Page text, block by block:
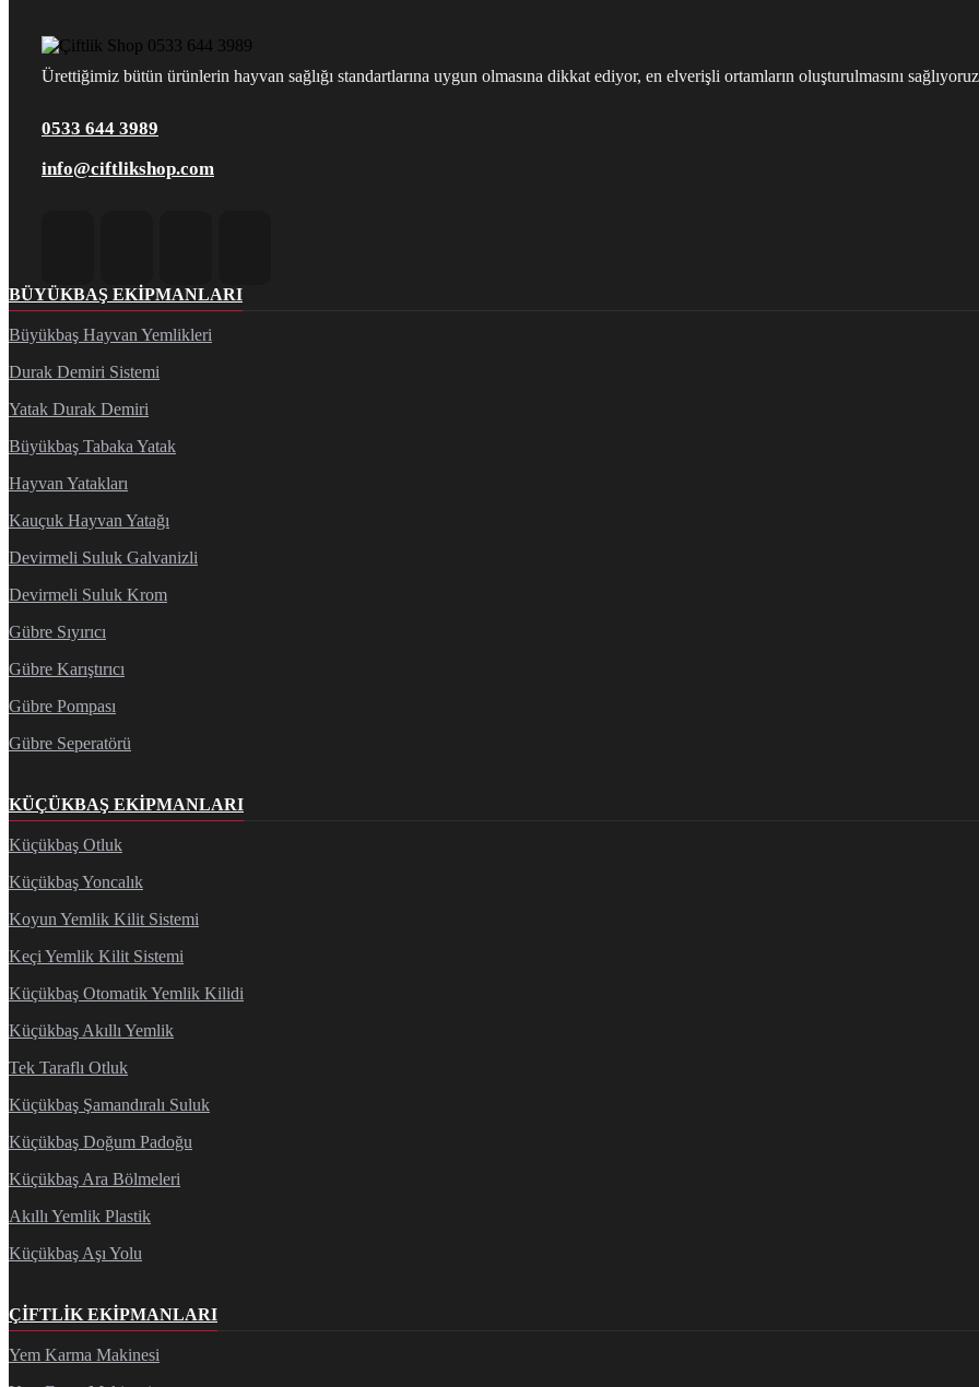
Ürettiğimiz bütün ürünlerin hayvan sağlığı standartlarına uygun olmasına dikkat ediyor, en elverişli ortamların oluşturulmasını
0533 644 3989
info@ciftlikshop.com
BÜYÜKBAŞ EKIPMANLARI
Büyükbaş Hayvan Yemlikleri
Durak Demiri Sistemi
Yatak Durak Demiri
Büyükbaş Tabaka Yatak
Hayvan Yatakları
Kauçuk Hayvan Yatağı
Devirmeli Suluk Galvanizli
Devirmeli Suluk Krom
Gübre Sıyırıcı
Gübre Karıştırıcı
Gübre Pompası
Gübre Seperatörü
KÜÇÜKBAŞ EKIPMANLARI
Küçükbaş Otluk
Küçükbaş Yoncalık
Koyun Yemlik Kilit Sistemi
Keçi Yemlik Kilit Sistemi
Küçükbaş Otomatik Yemlik Kilidi
Küçükbaş Akıllı Yemlik
Tek Taraflı Otluk
Küçükbaş Şamandıralı Suluk
Küçükbaş Doğum Padoğu
Küçükbaş Ara Bölmeleri
Akıllı Yemlik Plastik
Küçükbaş Aşı Yolu
ÇIFTLIK EKIPMANLARI
Yem Karma Makinesi